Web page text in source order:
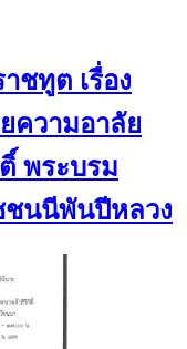
ชทูต เรื่อง
ความอาลัย
พระบรม
ชนนีพันปีหลวง